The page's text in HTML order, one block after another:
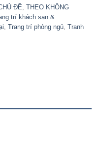
ĐỀ, THEO KHÔNG
trí khách sạn &
, Trang trí phòng ngủ, Tranh